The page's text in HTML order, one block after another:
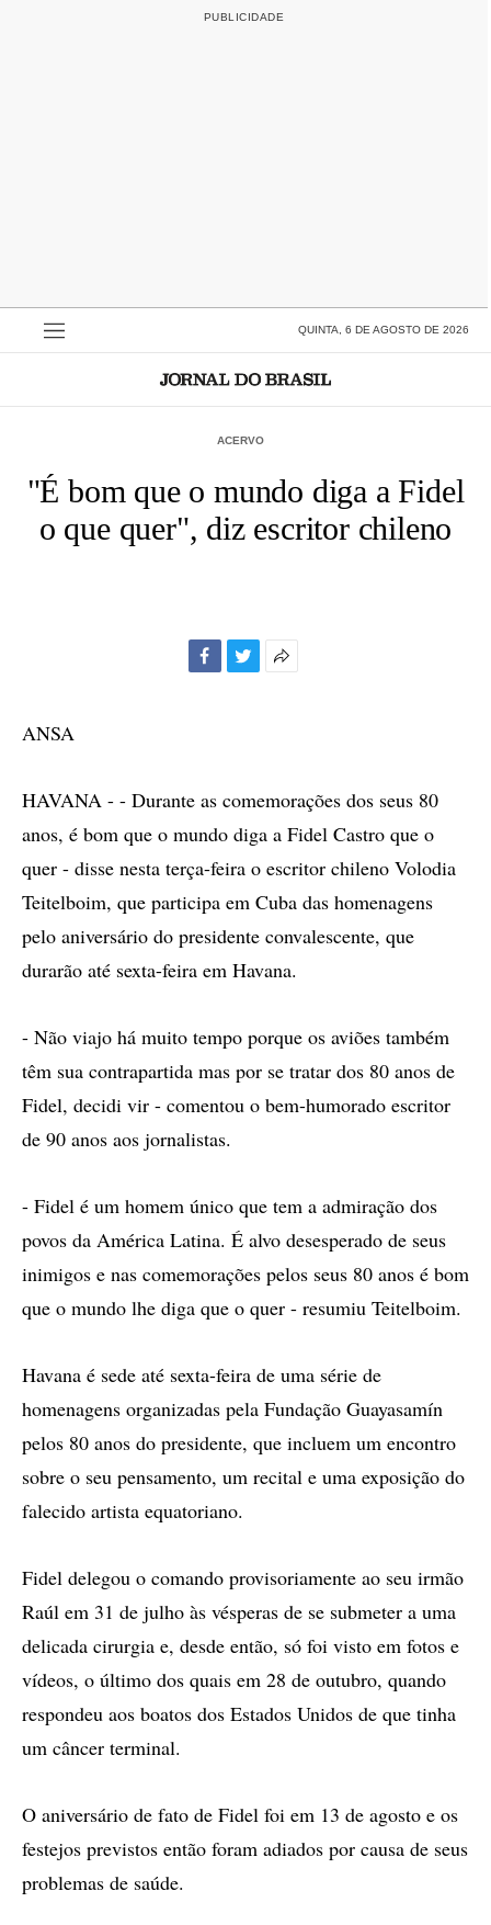
QUINTA, 6 DE AGOSTO DE 2026
ACERVO
"É bom que o mundo diga a Fidel
o que quer", diz escritor chileno
ANSA
HAVANA - - Durante as comemorações dos seus 80
anos, é bom que o mundo diga a Fidel Castro que o
quer - disse nesta terça-feira o escritor chileno Volodia
Teitelboim, que participa em Cuba das homenagens
pelo aniversário do presidente convalescente, que
durarão até sexta-feira em Havana.
- Não viajo há muito tempo porque os aviões também
têm sua contrapartida mas por se tratar dos 80 anos de
Fidel, decidi vir - comentou o bem-humorado escritor
de 90 anos aos jornalistas.
- Fidel é um homem único que tem a admiração dos
povos da América Latina. É alvo desesperado de seus
inimigos e nas comemorações pelos seus 80 anos é bom
que o mundo lhe diga que o quer - resumiu Teitelboim.
Havana é sede até sexta-feira de uma série de
homenagens organizadas pela Fundação Guayasamín
pelos 80 anos do presidente, que incluem um encontro
sobre o seu pensamento, um recital e uma exposição do
falecido artista equatoriano.
Fidel delegou o comando provisoriamente ao seu irmão
Raúl em 31 de julho às vésperas de se submeter a uma
delicada cirurgia e, desde então, só foi visto em fotos e
vídeos, o último dos quais em 28 de outubro, quando
respondeu aos boatos dos Estados Unidos de que tinha
um câncer terminal.
O aniversário de fato de Fidel foi em 13 de agosto e os
festejos previstos então foram adiados por causa de seus
problemas de saúde.